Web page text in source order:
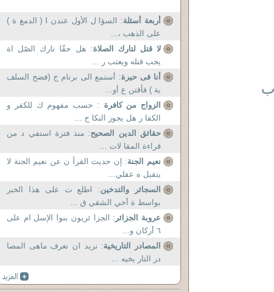
أربعة أسئلة: السؤا ل الأول عندن ا ( الدمغ ة )
على الذهب ،...
لا قتل لتارك الصلاة: هل حقّا تارك الصّل اة
يجب قتله ويعتب ر ...
أنا فى حيرة: أستمع الى برنام ج (فضح السلف
ية ) فأقتن ع أو...
الزواج من كافرة : حسب مفهوم ك للكفر و
الكفا ر هل يجوز النكا ح ...
حقائق الدين الصحيح: منذ فترة استفي د من
قراءة المقا لات ...
نعيم الجنة: إن حديث القرآ ن عن نعيم الجنة لا
يتقبل ه عقلي...
السجائر والتدخين: اطلع ت على هذا الخبر
بواسط ة أخي الشقي ق ...
عروبة الجزائر : الجزا ئريون بنوا الإسل ام على
٦ أركان و...
المصادر التاريخية: نريد ان نعرف ماهى المصا
در التار يخيه ...